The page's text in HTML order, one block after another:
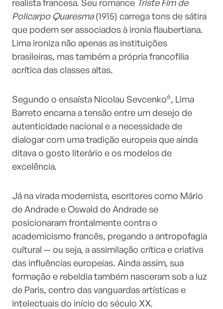
realista francesa. Seu romance Triste Fim de
Policarpo Quaresma(1915) carrega tons de sátira
que podem ser associados à ironia flaubertiana.
Lima ironiza não apenas as instituições
brasileiras, mas também a própria francofilia
acrítica das classes altas.
Segundo o ensaísta Nicolau Sevcenko6, Lima
Barreto encarna a tensão entre um desejo de
autenticidade nacional e a necessidade de
dialogar com uma tradição europeia que ainda
ditava o gosto literário e os modelos de
excelência.
Já na virada modernista, escritores como Mário
de Andrade e Oswald de Andrade se
posicionaram frontalmente contra o
academicismo francês, pregando a antropofagia
cultural — ou seja, a assimilação crítica e criativa
das influências europeias. Ainda assim, sua
formação e rebeldia também nasceram sob a luz
de Paris, centro das vanguardas artísticas e
intelectuais do início do século XX.